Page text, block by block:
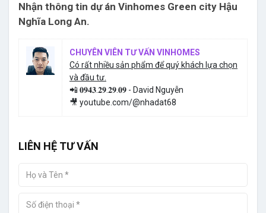
Nhận thông tin dự án Vinhomes Green city Hậu
Nghĩa Long An.
CHUYÊN VIÊN TƯ VẤN VINHOMES
Có rất nhiều sản phẩm để quý khách lựa chọn
và đầu tư.
📲 𝟎𝟗𝟒𝟑.𝟐𝟗.𝟐𝟗.𝟎𝟗 - David Nguyễn
🎥 youtube.com/@nhadat68
LIÊN HỆ TƯ VẤN